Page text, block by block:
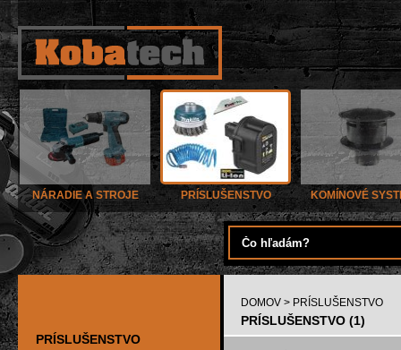
NÁRADIE A STROJE PRÍSLUŠENSTVO KOMÍNOVÉ
PRÍSLUŠENSTVO
DOMOV > PRÍSLUŠENSTVO
PRÍSLUŠENSTVO (1)